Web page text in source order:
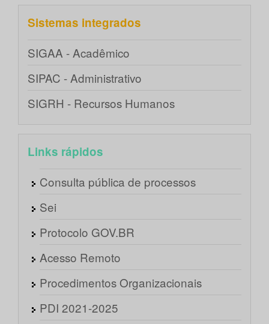
Sistemas integrados
SIGAA - Acadêmico
SIPAC - Administrativo
SIGRH - Recursos Humanos
Links rápidos
Consulta pública de processos
Sei
Protocolo GOV.BR
Acesso Remoto
Procedimentos Organizacionais
PDI 2021-2025